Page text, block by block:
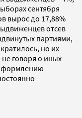
сентября
вырос до 17,88%
отсев
партиями,
но их
говоря о иных